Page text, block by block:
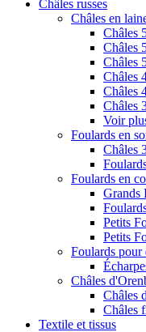
Châles russes
Châles en
Châles
Châles
Châles
Châles
Châles
Châles
Voir
Foulards en
Châles
Foulards en
Grands
Petits
Petits
Foulards pour
Châles
Châles
Châles
Textile et tissus